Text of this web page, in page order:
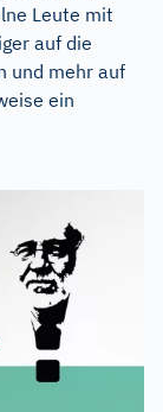
Leute mit
auf die
und mehr auf
ein